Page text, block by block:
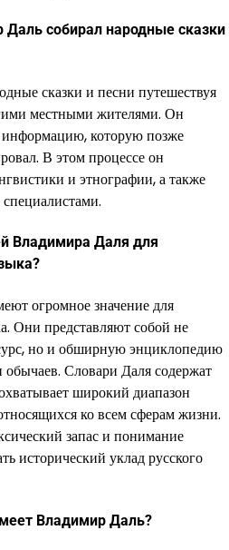
собирал народные сказки
сказки и песни путешествуя
местными жителями. Он
которую позже
В этом процессе он
и этнографии, а также
Владимира Даля для
огромное значение для
Они представляют собой не
но и обширную энциклопедию
обычаев. Словари Даля содержат
широкий диапазон
ко всем сферам жизни.
запас и понимание
исторический уклад русского
Владимир Даль?